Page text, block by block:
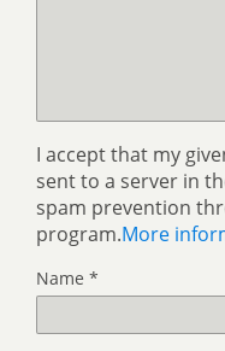
I accept that my
sent to a server in
spam prevention
program.More
Name *